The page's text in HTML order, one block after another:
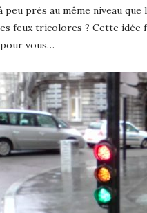
près au même niveau
feux tricolores ? Cette
vous…